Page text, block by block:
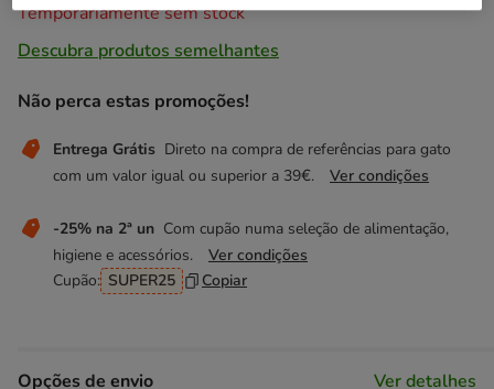
Não perca estas promoções!
Entrega Grátis Direto na compra de referências para gato
com um valor igual ou superior a 39€.
Ver condições
-25% na 2ª un Com cupão numa seleção de alimentação,
higiene e acessórios.
Ver condições
Cupão: SUPER25 Copiar
Temporariamente sem stock
Descubra produtos semelhantes
Opções de envio Ver detalhes